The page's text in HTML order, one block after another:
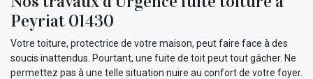
Peyriat 01430
Votre toiture, protectrice de votre maison, peut faire face à des
soucis inattendus. Pourtant, une fuite de toit peut tout gâcher. Ne
permettez pas à une telle situation nuire au confort de votre foyer.